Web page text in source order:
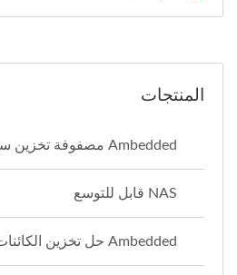
المنتجات
Ambedded مصفوفة تخزين سيف
NAS قابل للتوسع
Ambedded حل تخزين الكائنات